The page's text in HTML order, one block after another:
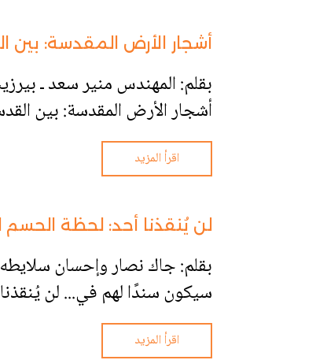
أشجار الأرض المقدسة: بين
بقلم: المهندس منير سعد ـ
أشجار الأرض المقدسة: بين
اقرأ المزيد
لن يُنقذنا أحد: لحظة
بقلم: جاك نصار وإحسان
سيكون سندًا لهم في... لن
اقرأ المزيد